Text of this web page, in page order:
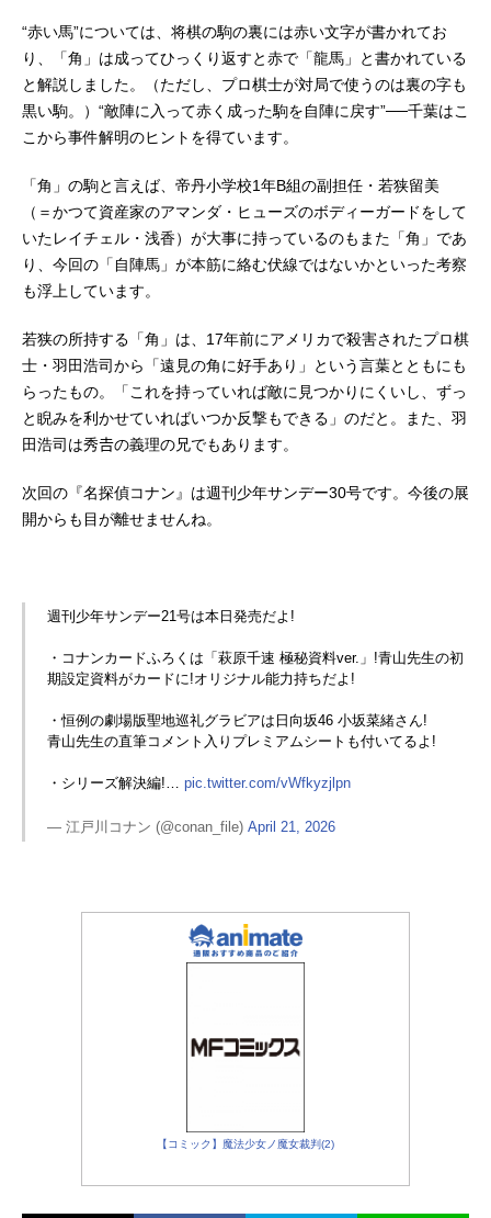
“赤い馬”については、将棋の駒の裏には赤い文字が書かれてお
り、「角」は成ってひっくり返すと赤で「龍馬」と書かれている
と解説しました。（ただし、プロ棋士が対局で使うのは裏の字も
黒い駒。）“敵陣に入って赤く成った駒を自陣に戻す”──千葉はこ
こから事件解明のヒントを得ています。
「角」の駒と言えば、帝丹小学校1年B組の副担任・若狭留美
（＝かつて資産家のアマンダ・ヒューズのボディーガードをして
いたレイチェル・浅香）が大事に持っているのもまた「角」であ
り、今回の「自陣馬」が本筋に絡む伏線ではないかといった考察
も浮上しています。
若狭の所持する「角」は、17年前にアメリカで殺害されたプロ棋
士・羽田浩司から「遠見の角に好手あり」という言葉とともにも
らったもの。「これを持っていれば敵に見つかりにくいし、ずっ
と睨みを利かせていればいつか反撃もできる」のだと。また、羽
田浩司は秀𠮷の義理の兄でもあります。
次回の『名探偵コナン』は週刊少年サンデー30号です。今後の展
開からも目が離せませんね。
週刊少年サンデー21号は本日発売だよ!
・コナンカードふろくは「萩原千速 極秘資料ver.」!青山先生の初
期設定資料がカードに!オリジナル能力持ちだよ!
・恒例の劇場版聖地巡礼グラビアは日向坂46 小坂菜緒さん!
青山先生の直筆コメント入りプレミアムシートも付いてるよ!
・シリーズ解決編!… pic.twitter.com/vWfkyzjlpn
— 江戸川コナン (@conan_file) April 21, 2026
【コミック】魔法少女ノ魔女裁判(2)